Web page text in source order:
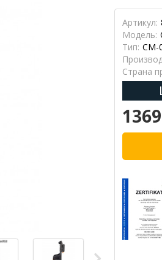
Артикул:
Модель:
Тип: СМ-
Страна